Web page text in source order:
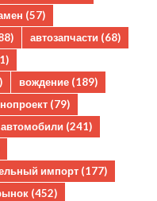
(57)
автозапчасти (68)
вождение (189)
(79)
автомобили (241)
импорт (177)
(452)